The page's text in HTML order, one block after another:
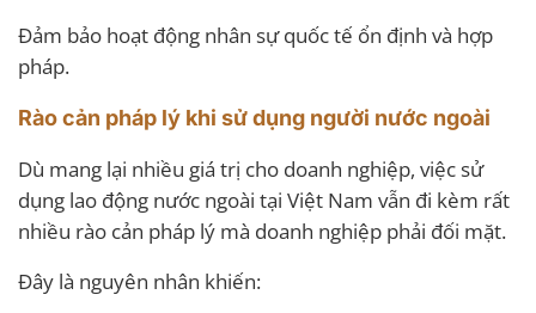
Đảm bảo hoạt động nhân sự quốc tế ổn định và hợp
pháp.
Rào cản pháp lý khi sử dụng người nước ngoài
Dù mang lại nhiều giá trị cho doanh nghiệp, việc sử
dụng lao động nước ngoài tại Việt Nam vẫn đi kèm rất
nhiều rào cản pháp lý mà doanh nghiệp phải đối mặt.
Đây là nguyên nhân khiến: